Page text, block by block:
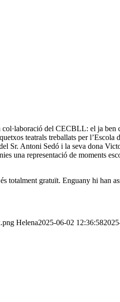
del CECBLL: el ja ben
teatrals treballats per l’Escola
Sr. Antoni Sedó i la seva dona
una representació de moments
totalment gratuït. Enguany hi han
Helena2025-06-02 12:36:58